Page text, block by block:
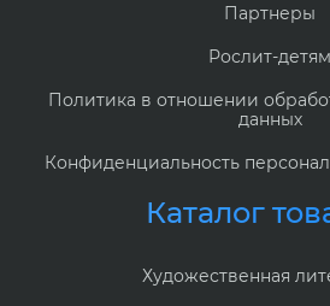
Партнеры
Рослит-детям
Политика в отношении
данных
Конфиденциальность
Каталог
Художественная